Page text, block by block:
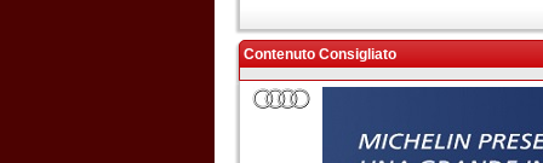
Contenuto Consigliato